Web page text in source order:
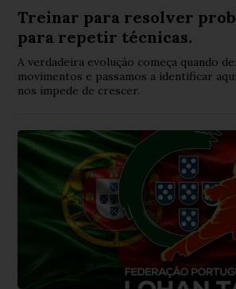
Treinar para resolver
para repetir técnicas.
A verdadeira evolução começa quando
movimentos e passamos a identificar
nos impede de crescer.